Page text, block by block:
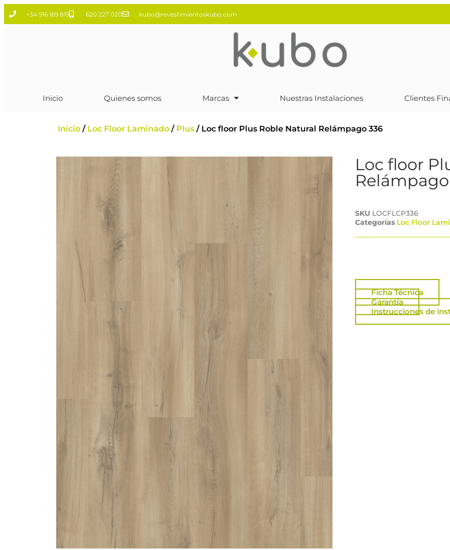
+34 916 169 819 620 227 020 kubo@revestimientoskubo.com
Inicio Quienes somos Marcas Nuestras Instalaciones Clientes
Inicio / Loc Floor Laminado / Plus / Loc floor Plus Roble Natural Relámpago 336
Loc floor
SKU LOCFLCP336
Categorías Loc Floor
Ficha Técnica
Garantía
Instrucciones de